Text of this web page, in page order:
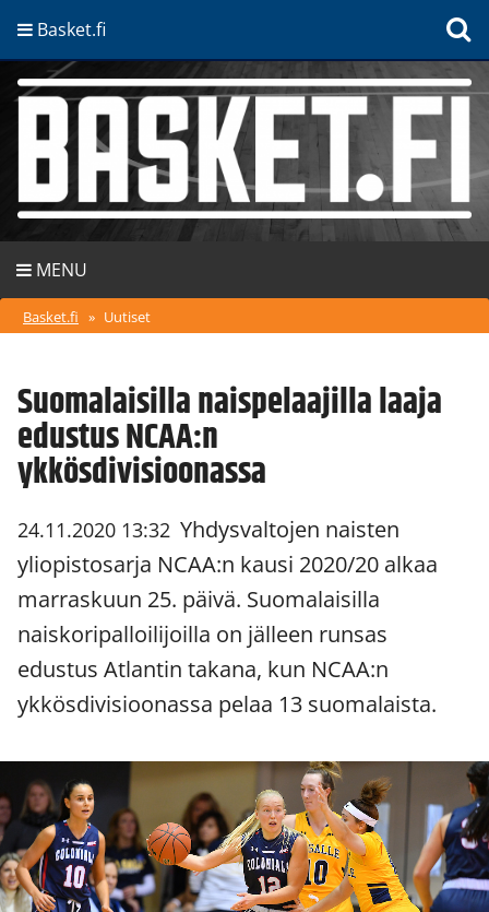
Basket.fi
MENU
Basket.fi » Uutiset
Suomalaisilla naispelaajilla laaja
edustus NCAA:n
ykkösdivisioonassa
24.11.2020 13:32 Yhdysvaltojen naisten
yliopistosarja NCAA:n kausi 2020/20 alkaa
marraskuun 25. päivä. Suomalaisilla
naiskoripalloilijoilla on jälleen runsas
edustus Atlantin takana, kun NCAA:n
ykkösdivisioonassa pelaa 13 suomalaista.